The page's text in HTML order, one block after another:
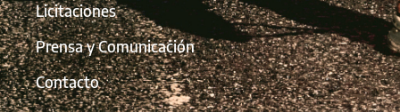
Licitaciones
Prensa y Comunicación
Contacto